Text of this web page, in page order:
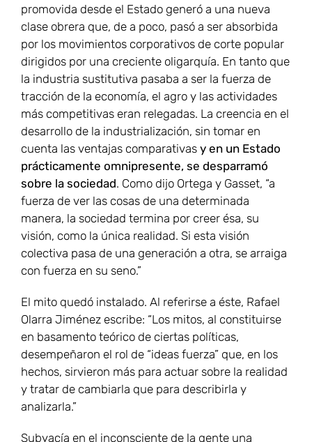
promovida desde el Estado generó a una nueva
clase obrera que, de a poco, pasó a ser absorbida
por los movimientos corporativos de corte popular
dirigidos por una creciente oligarquía. En tanto que
la industria sustitutiva pasaba a ser la fuerza de
tracción de la economía, el agro y las actividades
más competitivas eran relegadas. La creencia en el
desarrollo de la industrialización, sin tomar en
cuenta las ventajas comparativas y en un Estado
prácticamente omnipresente, se desparramó
sobre la sociedad. Como dijo Ortega y Gasset, “a
fuerza de ver las cosas de una determinada
manera, la sociedad termina por creer ésa, su
visión, como la única realidad. Si esta visión
colectiva pasa de una generación a otra, se arraiga
con fuerza en su seno.”
El mito quedó instalado. Al referirse a éste, Rafael
Olarra Jiménez escribe: “Los mitos, al constituirse
en basamento teórico de ciertas políticas,
desempeñaron el rol de “ideas fuerza” que, en los
hechos, sirvieron más para actuar sobre la realidad
y tratar de cambiarla que para describirla y
analizarla.”
Subyacía en el inconsciente de la gente una